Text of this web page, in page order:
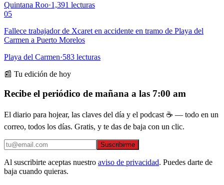
Quintana Roo·1,391 lecturas
05
Fallece trabajador de Xcaret en accidente en tramo de Playa del
Carmen a Puerto Morelos
Playa del Carmen·583 lecturas
📰 Tu edición de hoy
Recibe el periódico de mañana a las 7:00 am
El diario para hojear, las claves del día y el podcast ☕ — todo en un
correo, todos los días. Gratis, y te das de baja con un clic.
Suscribirme
Al suscribirte aceptas nuestro aviso de privacidad. Puedes darte de
baja cuando quieras.